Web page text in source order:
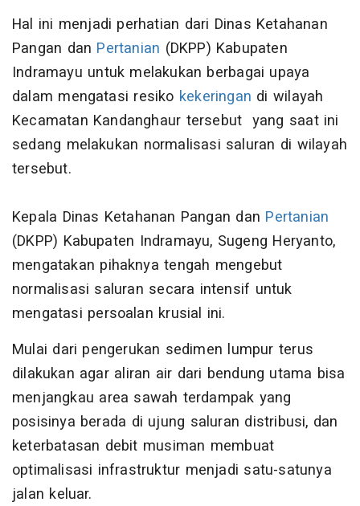
Hal ini menjadi perhatian dari Dinas Ketahanan
Pangan dan Pertanian (DKPP) Kabupaten
Indramayu untuk melakukan berbagai upaya
dalam mengatasi resiko kekeringan di wilayah
Kecamatan Kandanghaur tersebut yang saat ini
sedang melakukan normalisasi saluran di wilayah
tersebut.
Kepala Dinas Ketahanan Pangan dan Pertanian
(DKPP) Kabupaten Indramayu, Sugeng Heryanto,
mengatakan pihaknya tengah mengebut
normalisasi saluran secara intensif untuk
mengatasi persoalan krusial ini.
Mulai dari pengerukan sedimen lumpur terus
dilakukan agar aliran air dari bendung utama bisa
menjangkau area sawah terdampak yang
posisinya berada di ujung saluran distribusi, dan
keterbatasan debit musiman membuat
optimalisasi infrastruktur menjadi satu-satunya
jalan keluar.